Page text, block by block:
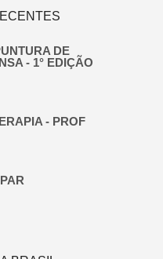
DE
- 1° EDIÇÃO
- PROF